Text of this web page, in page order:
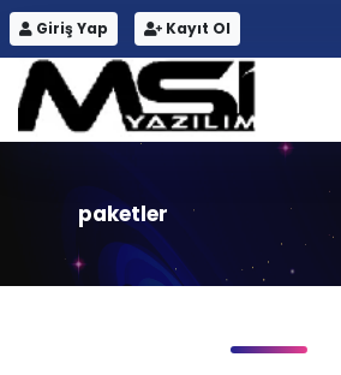
Giriş Yap Kayıt Ol
paketler